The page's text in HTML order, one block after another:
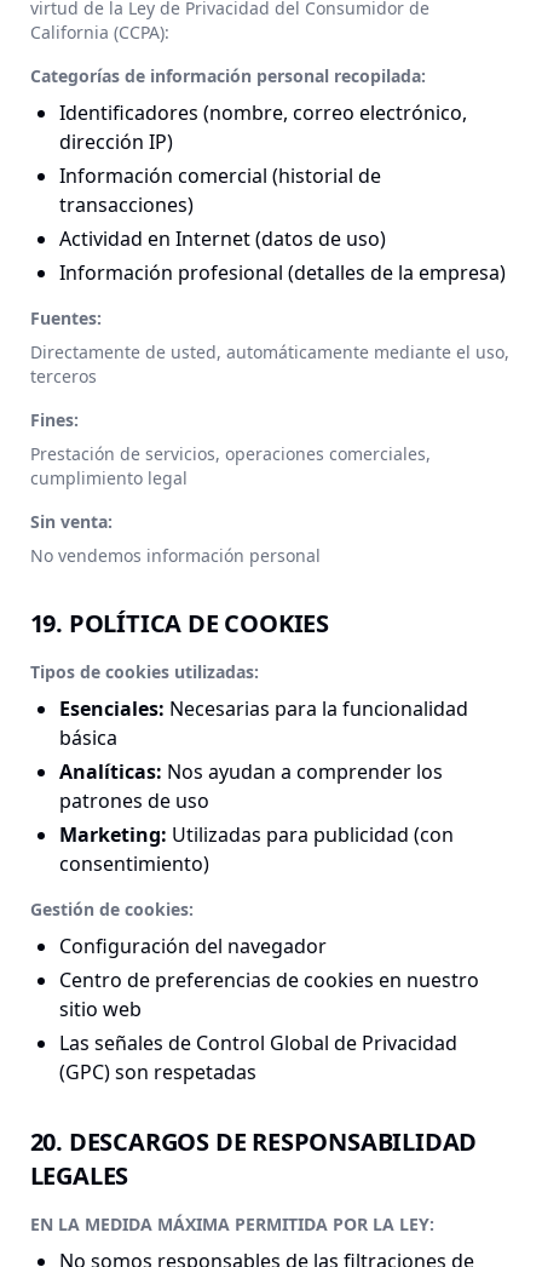
virtud de la Ley de Privacidad del Consumidor de
California (CCPA):
Categorías de información personal recopilada:
Identificadores (nombre, correo electrónico,
dirección IP)
Información comercial (historial de
transacciones)
Actividad en Internet (datos de uso)
Información profesional (detalles de la empresa)
Fuentes:
Directamente de usted, automáticamente mediante el uso,
terceros
Fines:
Prestación de servicios, operaciones comerciales,
cumplimiento legal
Sin venta:
No vendemos información personal
19. POLÍTICA DE COOKIES
Tipos de cookies utilizadas:
Esenciales: Necesarias para la funcionalidad
básica
Analíticas: Nos ayudan a comprender los
patrones de uso
Marketing: Utilizadas para publicidad (con
consentimiento)
Gestión de cookies:
Configuración del navegador
Centro de preferencias de cookies en nuestro
sitio web
Las señales de Control Global de Privacidad
(GPC) son respetadas
20. DESCARGOS DE RESPONSABILIDAD
LEGALES
EN LA MEDIDA MÁXIMA PERMITIDA POR LA LEY:
No somos responsables de las filtraciones de